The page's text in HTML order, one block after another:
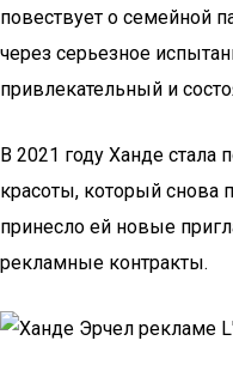
повествует о семейной
через серьезное
привлекательный и
В 2021 году Ханде стала
красоты, который снова
принесло ей новые
рекламные контракты.